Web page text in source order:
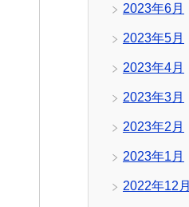
2023年6月
2023年5月
2023年4月
2023年3月
2023年2月
2023年1月
2022年12月